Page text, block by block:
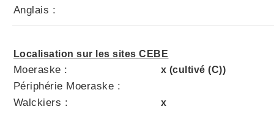
Anglais :
Localisation sur les sites CEBE
Moeraske : x (cultivé (C))
Périphérie Moeraske :
Walckiers :
x